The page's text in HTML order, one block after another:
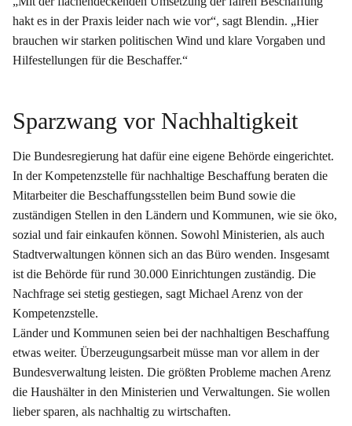
hakt es in der Praxis leider nach wie vor“, sagt Blendin. „Hier
brauchen wir starken politischen Wind und klare Vorgaben und
Hilfestellungen für die Beschaffer.“
Sparzwang vor Nachhaltigkeit
Die Bundesregierung hat dafür eine eigene Behörde eingerichtet.
In der Kompetenzstelle für nachhaltige Beschaffung beraten die
Mitarbeiter die Beschaffungsstellen beim Bund sowie die
zuständigen Stellen in den Ländern und Kommunen, wie sie öko,
sozial und fair einkaufen können. Sowohl Ministerien, als auch
Stadtverwaltungen können sich an das Büro wenden. Insgesamt
ist die Behörde für rund 30.000 Einrichtungen zuständig. Die
Nachfrage sei stetig gestiegen, sagt Michael Arenz von der
Kompetenzstelle.
Länder und Kommunen seien bei der nachhaltigen Beschaffung
etwas weiter. Überzeugungsarbeit müsse man vor allem in der
Bundesverwaltung leisten. Die größten Probleme machen Arenz
die Haushälter in den Ministerien und Verwaltungen. Sie wollen
lieber sparen, als nachhaltig zu wirtschaften.